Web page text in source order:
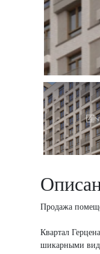
Продажа
Квартал
шикарными